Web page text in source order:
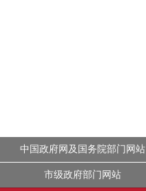
中国政府网及国务院部门网站
市级政府部门网站